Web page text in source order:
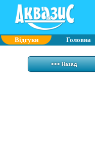
Відгуки Головна
<<< Назад